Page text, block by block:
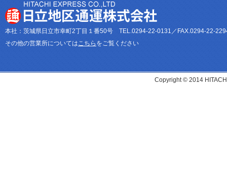
本社：茨城県日立市幸町2丁目１番50号 TEL.0294-22-0131／FAX.0294-22-
その他の営業所についてはこちら をご覧ください
Copyright © 2014